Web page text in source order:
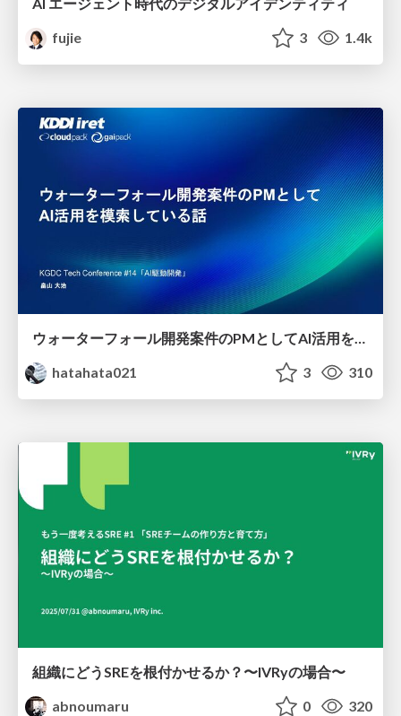
fujie
3 1.4k
hatahata021
3 310
組織にどうSREを根付かせるか？〜IVRyの場合〜
abnoumaru
0 320